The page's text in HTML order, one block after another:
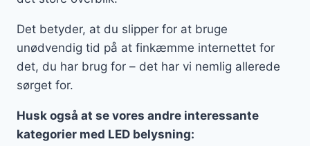
Det betyder, at du slipper for at bruge
unødvendig tid på at finkæmme internettet for
det, du har brug for – det har vi nemlig allerede
sørget for.
Husk også at se vores andre interessante
kategorier med LED belysning: